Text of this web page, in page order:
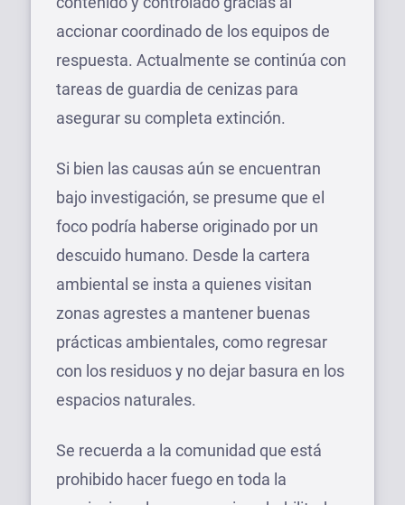
accionar coordinado de los equipos de
respuesta. Actualmente se continúa con
tareas de guardia de cenizas para
asegurar su completa extinción.
Si bien las causas aún se encuentran
bajo investigación, se presume que el
foco podría haberse originado por un
descuido humano. Desde la cartera
ambiental se insta a quienes visitan
zonas agrestes a mantener buenas
prácticas ambientales, como regresar
con los residuos y no dejar basura en los
espacios naturales.
Se recuerda a la comunidad que está
prohibido hacer fuego en toda la